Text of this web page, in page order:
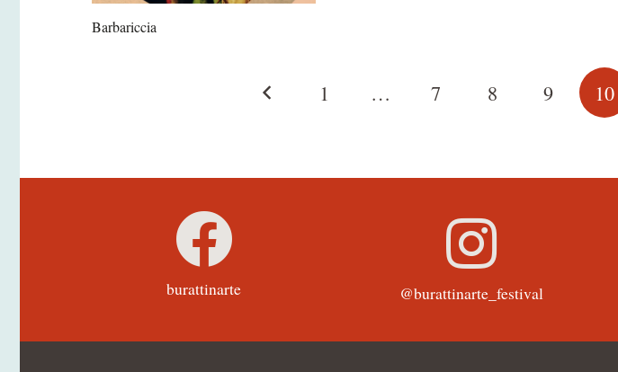
Barbariccia
1 … 7 8 9 10
burattinarte @burattinarte_festival